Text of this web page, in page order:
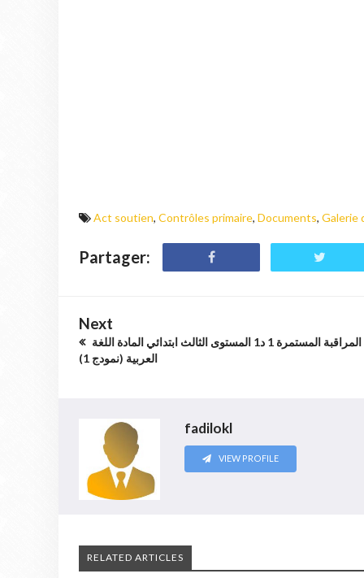
Act soutien, Contrôles primaire, Documents, Galerie
Partager:
Next
العربية (نمودج 1)
fadilokl
VIEW PROFILE
RELATED ARTICLES